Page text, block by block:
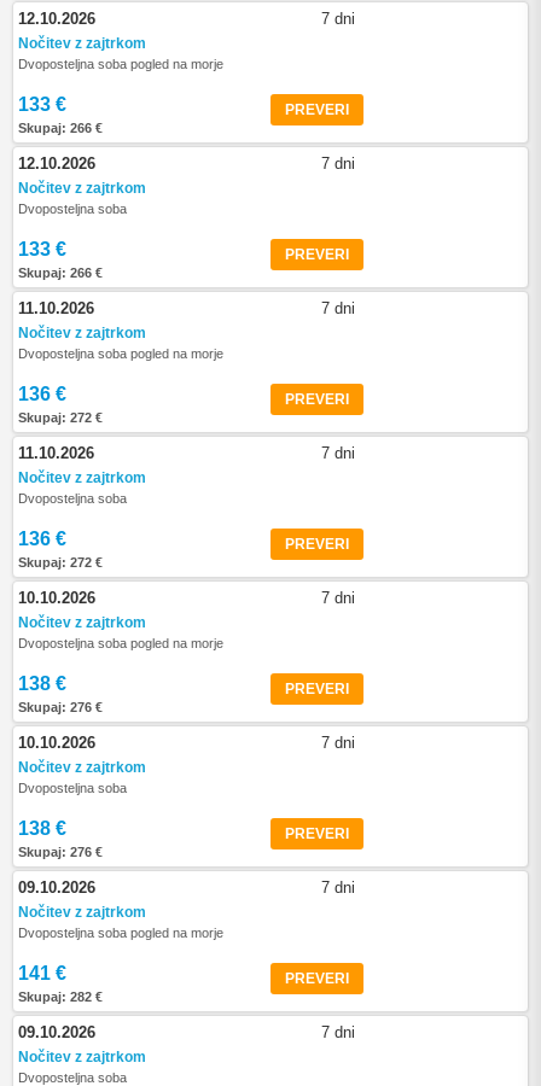
12.10.2026 7 dni
Nočitev z zajtrkom
Dvoposteljna soba pogled na morje
133 €
Skupaj: 266 €
PREVERI
12.10.2026 7 dni
Nočitev z zajtrkom
Dvoposteljna soba
133 €
Skupaj: 266 €
PREVERI
11.10.2026 7 dni
Nočitev z zajtrkom
Dvoposteljna soba pogled na morje
136 €
Skupaj: 272 €
PREVERI
11.10.2026 7 dni
Nočitev z zajtrkom
Dvoposteljna soba
136 €
Skupaj: 272 €
PREVERI
10.10.2026 7 dni
Nočitev z zajtrkom
Dvoposteljna soba pogled na morje
138 €
Skupaj: 276 €
PREVERI
10.10.2026 7 dni
Nočitev z zajtrkom
Dvoposteljna soba
138 €
Skupaj: 276 €
PREVERI
09.10.2026 7 dni
Nočitev z zajtrkom
Dvoposteljna soba pogled na morje
141 €
Skupaj: 282 €
PREVERI
09.10.2026 7 dni
Nočitev z zajtrkom
Dvoposteljna soba